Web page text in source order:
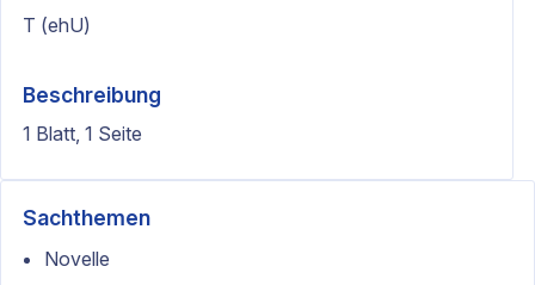
T (ehU)
Beschreibung
1 Blatt, 1 Seite
Sachthemen
Novelle